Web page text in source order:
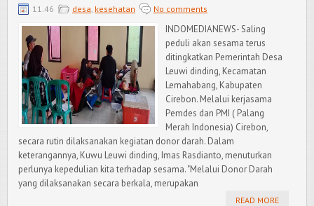
11.46 desa kesehatan No comments
INDOMEDIANEWS- Saling
peduli akan sesama terus
ditingkatkan Pemerintah Desa
Leuwi dinding, Kecamatan
Lemahabang, Kabupaten
Cirebon. Melalui kerjasama
Pemdes dan PMI ( Palang
Merah Indonesia) Cirebon,
secara rutin dilaksanakan kegiatan donor darah. Dalam
keterangannya, Kuwu Leuwi dinding, Imas Rasdianto, menuturkan
perlunya kepedulian kita terhadap sesama. "Melalui Donor Darah
yang dilaksanakan secara berkala, merupakan
READ MORE